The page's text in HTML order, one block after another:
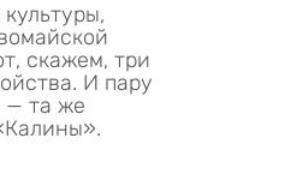
скажем, три
И пару
— та же